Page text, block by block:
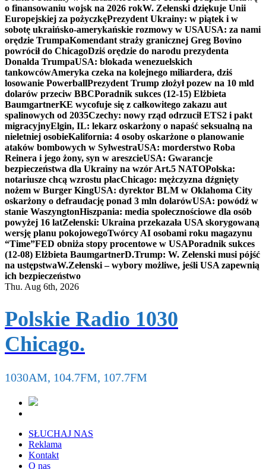
o finansowaniu wojsk na 2026 rokW. Zełenski dziękuje Unii
Europejskiej za pożyczkęPrezydent Ukrainy: w piątek i w
sobotę ukraińsko-amerykańskie rozmowy w USAUSA: za nami
orędzie TrumpaKomendant straży granicznej Greg Bovino
powrócił do ChicagoDziś orędzie do narodu prezydenta
Donalda TrumpaUSA: blokada wenezuelskich
tankowcówAmeryka czeka na kolejnego miliardera, dziś
losowanie PowerballPrezydent Trump złożył pozew na 10 mld
dolarów przeciw BBCPoradnik sukces (12-15) Elżbieta
BaumgartnerKE wycofuje się z całkowitego zakazu aut
spalinowych od 2035Czechy: nowy rząd odrzucił ETS2 i pakt
migracyjnyElgin, IL: lekarz oskarżony o napaść seksualną na
nieletniej osobieKalifornia: 4 osoby oskarżone o planowanie
ataków bombowych w SylwestraUSA: morderstwo Roba
Reinera i jego żony, syn w areszcieUSA: Gwarancje
bezpieczeństwa dla Ukrainy na wzór Art.5 NATOPolska:
notariusze chcą wzrostu płacChicago: mężczyzna dźgnięty
nożem w Burger KingUSA: dyrektor BLM w Oklahoma City
oskarżony o defraudację ponad 3 mln dolarówUSA: powódź w
stanie WaszyngtonHiszpania: media społecznościowe dla osób
powyżej 16 latZełenski: Ukraina przekazała USA skorygowaną
wersję planu pokojowegoTwórcy AI osobami roku magazynu
“Time”FED obniża stopy procentowe w USAPoradnik sukces
(12-08) Elżbieta BaumgartnerD.Trump: W. Zełenski musi pójść
na ustępstwaW.Zełenski – wybory możliwe, jeśli USA zapewnią
ich bezpieczeństwo
Thu. Aug 6th, 2026
Polskie Radio 1030
Chicago.
1030AM, 104.7FM, 107.7FM
SŁUCHAJ NAS
Reklama
Kontakt
O nas